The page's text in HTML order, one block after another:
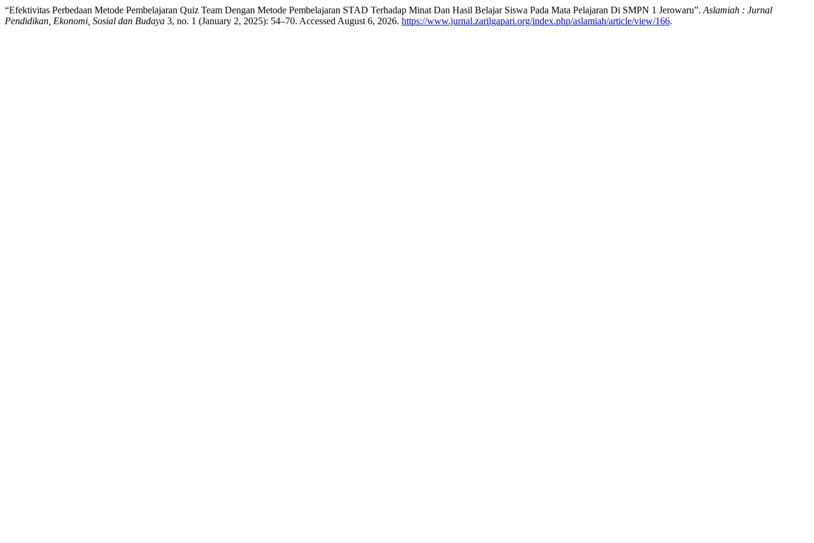
“Efektivitas Perbedaan Metode Pembelajaran Quiz Team Dengan Metode Pembelajaran STAD Terhadap Minat Dan Hasil Belajar Siswa Pada Mata Pelajaran Di SMPN 1 Jerowaru”. Aslamiah : Jurnal
Pendidikan, Ekonomi, Sosial dan Budaya 3, no. 1 (January 2, 2025): 54–70. Accessed August 6, 2026. https://www.jurnal.zarilgapari.org/index.php/aslamiah/article/view/166.